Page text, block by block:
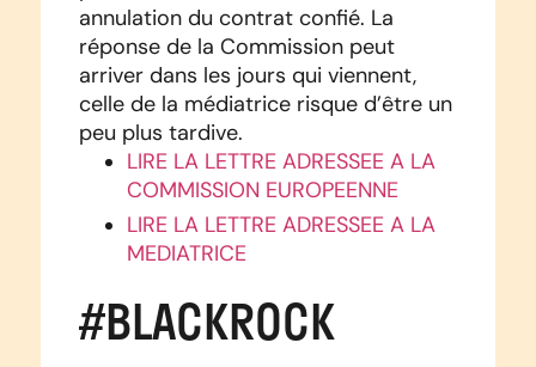
annulation du contrat confié. La
réponse de la Commission peut
arriver dans les jours qui viennent,
celle de la médiatrice risque d’être un
peu plus tardive.
LIRE LA LETTRE ADRESSEE A LA
COMMISSION EUROPEENNE
LIRE LA LETTRE ADRESSEE A LA
MEDIATRICE
#BLACKROCK